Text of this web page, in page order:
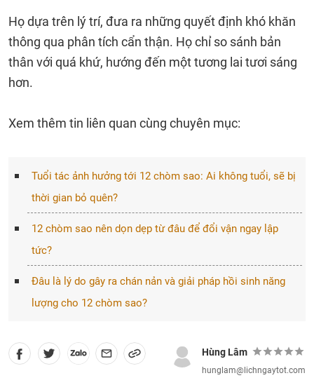
Họ dựa trên lý trí, đưa ra những quyết định khó khăn
thông qua phân tích cẩn thận. Họ chỉ so sánh bản
thân với quá khứ, hướng đến một tương lai tươi sáng
hơn.
Xem thêm tin liên quan cùng chuyên mục:
Tuổi tác ảnh hưởng tới 12 chòm sao: Ai không tuổi, sẽ bị
thời gian bỏ quên?
12 chòm sao nên dọn dẹp từ đâu để đổi vận ngay lập
tức?
Đâu là lý do gây ra chán nản và giải pháp hồi sinh năng
lượng cho 12 chòm sao?
Hùng Lâm
hunglam@lichngaytot.com